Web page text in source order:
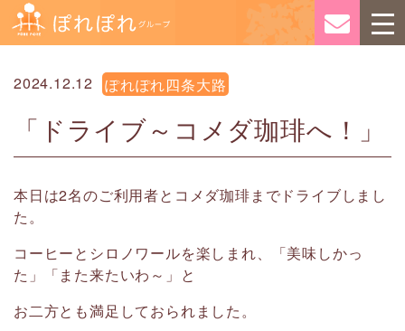
2024.12.12 ぽれぽれ四条大路
「ドライブ～コメダ珈琲へ！」
本日は2名のご利用者とコメダ珈琲までドライブしまし
た。
コーヒーとシロノワールを楽しまれ、「美味しかっ
た」「また来たいわ～」と
お二方とも満足しておられました。